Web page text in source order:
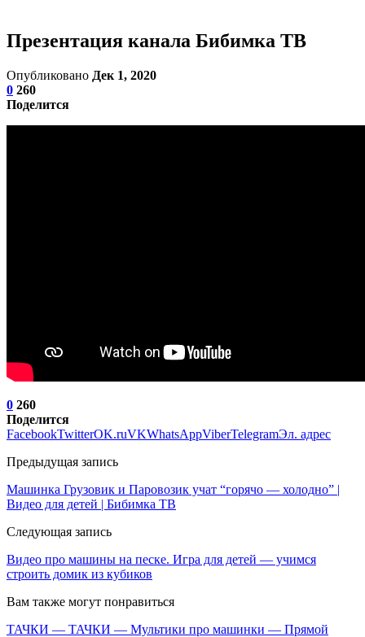
Презентация канала Бибимка ТВ
Опубликовано Дек 1, 2020
0 260
Поделится
0 260
Поделится
FacebookTwitterOK.ruVKWhatsAppViberTelegramЭл. адрес
Предыдущая запись
Машинка Грузовик и Паровозик учат “горячо — холодно” |
Видео для детей | Бибимка ТВ
Следующая запись
Видео про машины на песке. Игра для детей — учимся
строить домик из кубиков
Вам также могут понравиться
ТАЧКИ — ТАЧКИ — Мультики про машинки — Прямой